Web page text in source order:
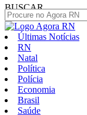
BUSCAR
Últimas Notícias
RN
Natal
Política
Polícia
Economia
Brasil
Saúde